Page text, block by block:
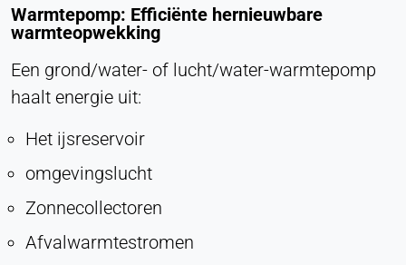
Warmtepomp: Efficiënte hernieuwbare
warmteopwekking
Een grond/water- of lucht/water-warmtepomp
haalt energie uit:
Het ijsreservoir
omgevingslucht
Zonnecollectoren
Afvalwarmtestromen